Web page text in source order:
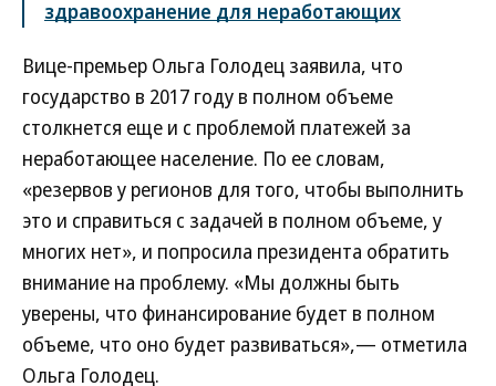
здравоохранение для неработающих
Вице-премьер Ольга Голодец заявила, что
государство в 2017 году в полном объеме
столкнется еще и с проблемой платежей за
неработающее население. По ее словам,
«резервов у регионов для того, чтобы выполнить
это и справиться с задачей в полном объеме, у
многих нет», и попросила президента обратить
внимание на проблему. «Мы должны быть
уверены, что финансирование будет в полном
объеме, что оно будет развиваться»,— отметила
Ольга Голодец.